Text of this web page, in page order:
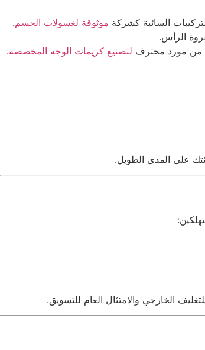
السائبة كشركة موثوقة لغسولات الجسم.
الرأس.
من مورد محترف لتصنيع كريمات الوجه المخصصة.
الخارجي والامتثال العام للتسويق.